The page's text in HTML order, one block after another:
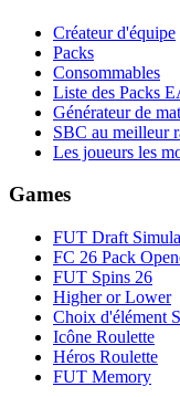
Créateur d'équipe
Packs
Consommables
Liste des Packs
Générateur de
SBC au meilleur
Les joueurs les
Games
FUT Draft
FC 26 Pack
FUT Spins 26
Higher or Lower
Choix d'élément
Icône Roulette
Héros Roulette
FUT Memory